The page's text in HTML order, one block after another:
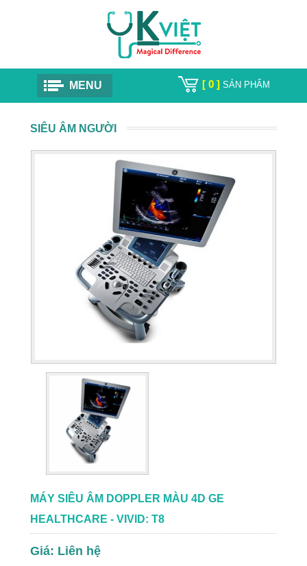
MENU [ 0 ] SẢN PHẨM
SIÊU ÂM NGƯỜI
MÁY SIÊU ÂM DOPPLER MÀU 4D GE
HEALTHCARE - VIVID: T8
Giá: Liên hệ